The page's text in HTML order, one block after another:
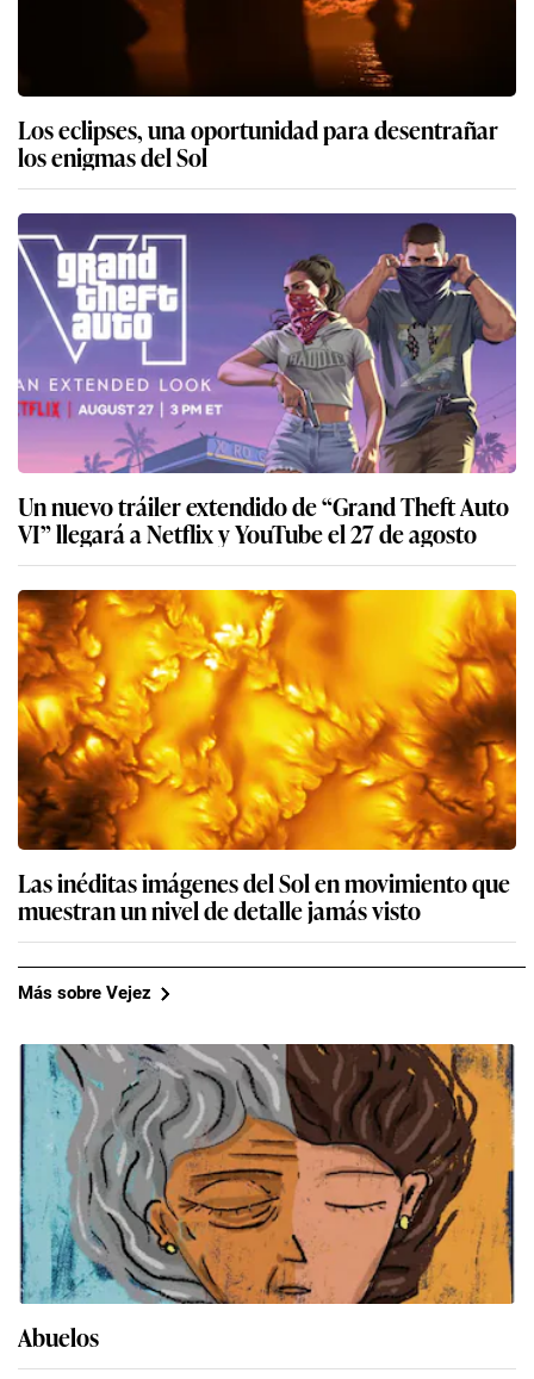
Los eclipses, una oportunidad para desentrañar
los enigmas del Sol
Un nuevo tráiler extendido de “Grand Theft Auto
VI” llegará a Netflix y YouTube el 27 de agosto
Las inéditas imágenes del Sol en movimiento que
muestran un nivel de detalle jamás visto
Más sobre Vejez
Abuelos